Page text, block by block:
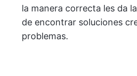
la manera correcta les da
de encontrar soluciones
problemas.